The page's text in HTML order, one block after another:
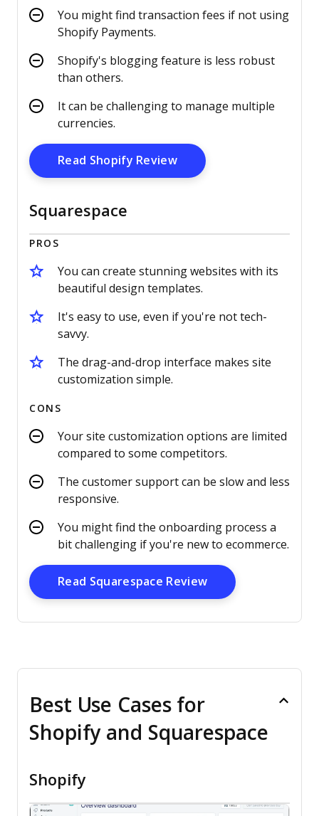
You might find transaction fees if not using
Shopify Payments.
Shopify's blogging feature is less robust
than others.
It can be challenging to manage multiple
currencies.
Read Shopify ReviewOpens New Window
Squarespace
PROS
You can create stunning websites with its
beautiful design templates.
It's easy to use, even if you're not tech-
savvy.
The drag-and-drop interface makes site
customization simple.
CONS
Your site customization options are limited
compared to some competitors.
The customer support can be slow and less
responsive.
You might find the onboarding process a
bit challenging if you're new to ecommerce.
Read Squarespace ReviewOpens New
Best Use Cases for
Shopify and Squarespace
Shopify